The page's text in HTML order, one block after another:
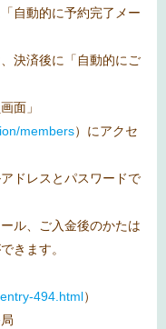
自動的に予約完了メー
決済後に「自動的にご
面」
members）にアクセ
ドレスとパスワードで
ル、ご入金後のかたは
きます。
494.html）